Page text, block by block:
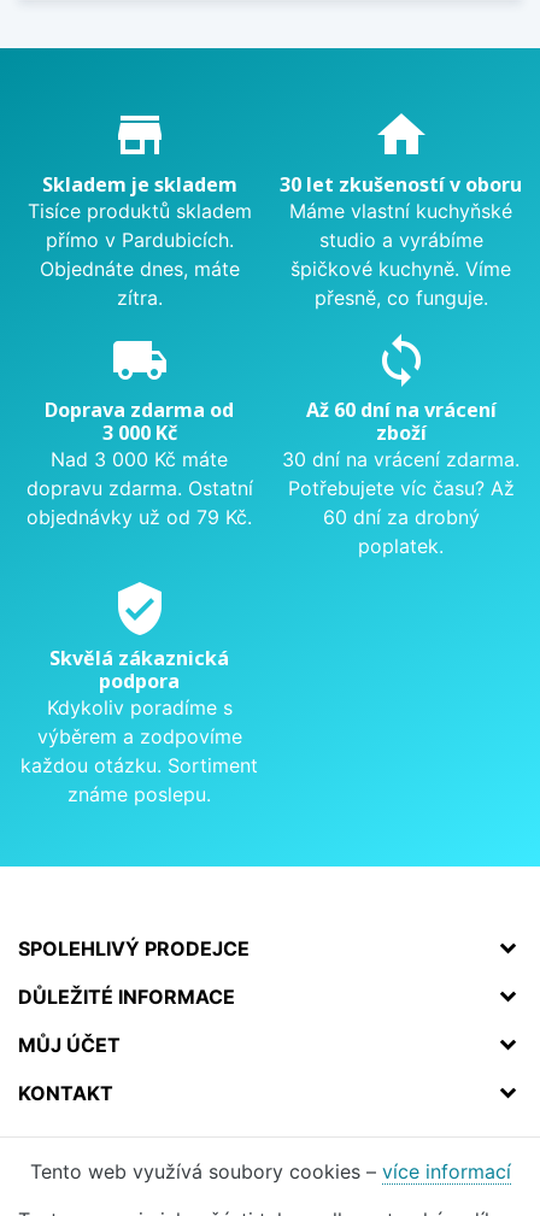
Proč nakupovat u nás?
store_mall_directory
Skladem je skladem
Tisíce produktů skladem
přímo v Pardubicích.
Objednáte dnes, máte
zítra.
home
30 let zkušeností v oboru
Máme vlastní kuchyňské
studio a vyrábíme
špičkové kuchyně. Víme
přesně, co funguje.
local_shipping
Doprava zdarma od
3 000 Kč
Nad 3 000 Kč máte
dopravu zdarma. Ostatní
objednávky už od 79 Kč.
sync
Až 60 dní na vrácení
zboží
30 dní na vrácení zdarma.
Potřebujete víc času? Až
60 dní za drobný
poplatek.
verified_user
Skvělá zákaznická
podpora
Kdykoliv poradíme s
výběrem a zodpovíme
každou otázku. Sortiment
známe poslepu.
SPOLEHLIVÝ PRODEJCE
DŮLEŽITÉ INFORMACE
MŮJ ÚČET
KONTAKT
Tento web využívá soubory cookies – více informací